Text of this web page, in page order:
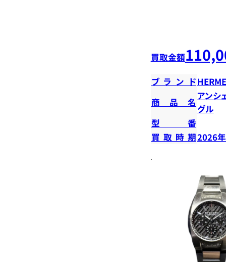
買取金額
ブランド
商品名
アン
グル
型番
買取時期2026